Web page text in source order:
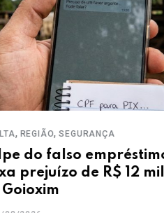
,SEGURANÇA
falso empréstimo
de R$ 12 mil